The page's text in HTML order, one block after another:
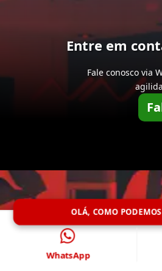
Entre em
Fale conosco via
OLÁ, COMO
WhatsApp